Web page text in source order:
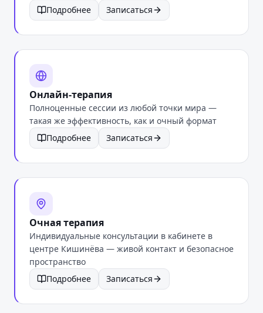
Подробнее
Записаться
Онлайн-терапия
Полноценные сессии из любой точки мира —
такая же эффективность, как и очный формат
Подробнее
Записаться
Очная терапия
Индивидуальные консультации в кабинете в
центре Кишинёва — живой контакт и безопасное
пространство
Подробнее
Записаться